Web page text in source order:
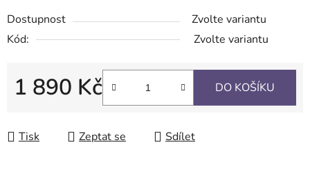
Dostupnost
Zvolte variantu
Kód:
Zvolte variantu
1 890 Kč DO KOŠÍKU
Tisk Zeptat se Sdílet